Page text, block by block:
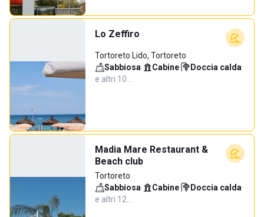
Lo Zeffiro
Tortoreto Lido, Tortoreto
Sabbiosa· Cabine· Doccia calda·
e altri 10…
Madia Mare Restaurant &
Beach club
Tortoreto
Sabbiosa· Cabine· Doccia calda·
e altri 12…